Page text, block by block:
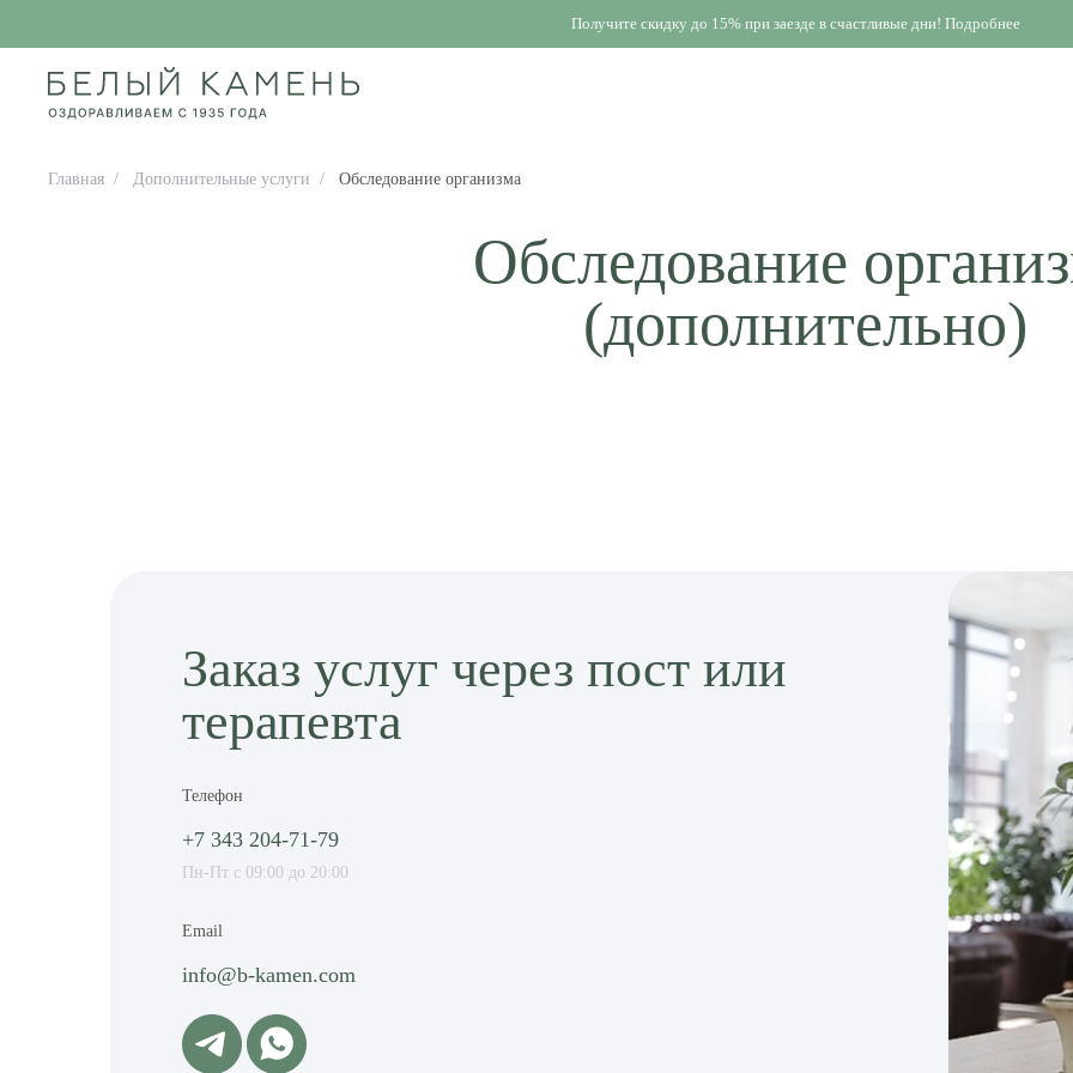
Получите скидку до 15% при заезде в счастливые дни! Подробнее
Главная / Дополнительные услуги / Обследование организма
Обследование
(дополнительно)
Заказ услуг через пост или
терапевта
Телефон
+7 343 204-71-79
Пн-Пт с 09:00 до 20:00
Email
info@b-kamen.com